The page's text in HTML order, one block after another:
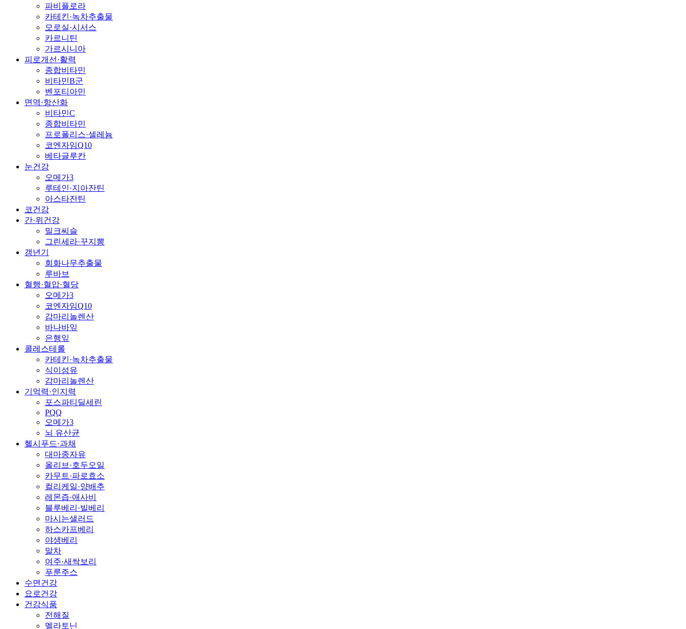
파비플로라
카테킨·녹차추출물
모로실·시서스
카르니틴
가르시니아
피로개선·활력
종합비타민
비타민B군
벤포티아민
면역·항산화
비타민C
종합비타민
프로폴리스·셀레늄
코엔자임Q10
베타글루칸
눈건강
오메가3
루테인·지아잔틴
아스타잔틴
코건강
간·위건강
밀크씨슬
그린세라·꾸지뽕
갱년기
회화나무추출물
루바브
혈행·혈압·혈당
오메가3
코엔자임Q10
감마리놀렌산
바나바잎
은행잎
콜레스테롤
카테킨·녹차추출물
식이섬유
감마리놀렌산
기억력·인지력
포스파티딜세린
PQQ
오메가3
뇌 유산균
헬시푸드·과채
대마종자유
올리브·호두오일
카무트·파로효소
컬리케일·양배추
레몬즙·애사비
블루베리·빌베리
마시는샐러드
하스카프베리
야생베리
말차
여주·새싹보리
푸룬주스
수면건강
요로건강
건강식품
전해질
멜라토닌